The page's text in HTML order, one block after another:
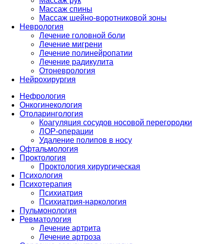
Массаж спины
Массаж шейно-воротниковой зоны
Неврология
Лечение головной боли
Лечение мигрени
Лечение полинейропатии
Лечение радикулита
Отоневрология
Нейрохирургия
Нефрология
Онкогинекология
Отоларингология
Коагуляция сосудов носовой перегородки
ЛОР-операции
Удаление полипов в носу
Офтальмология
Проктология
Проктология хирургическая
Психология
Психотерапия
Психиатрия
Психиатрия-наркология
Пульмонология
Ревматология
Лечение артрита
Лечение артроза